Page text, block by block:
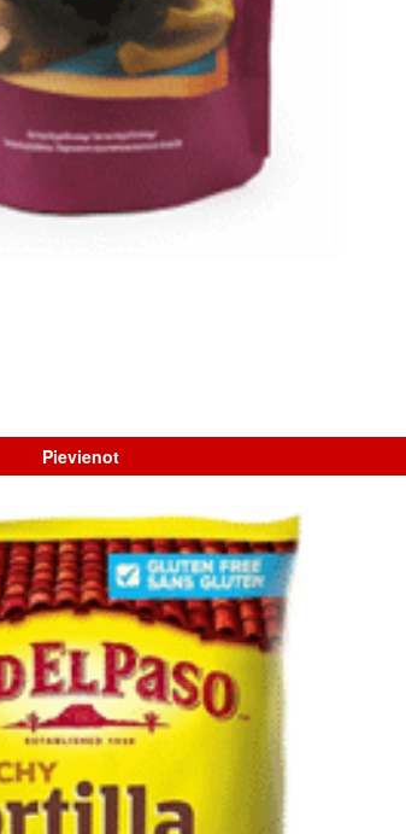
Pievienot